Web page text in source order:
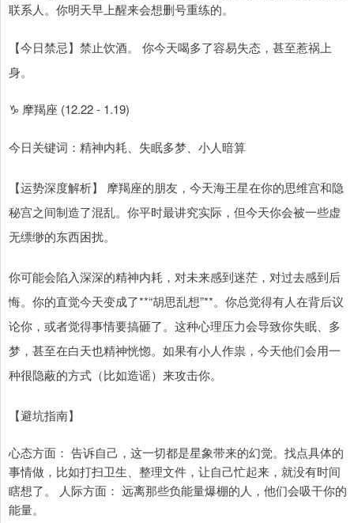
联系人。你明天早上醒来会想删号重练的。
【今日禁忌】禁止饮酒。 你今天喝多了容易失态，甚至惹祸上
身。
♑ 摩羯座 (12.22 - 1.19)
今日关键词：精神内耗、失眠多梦、小人暗算
【运势深度解析】 摩羯座的朋友，今天海王星在你的思维宫和隐
秘宫之间制造了混乱。你平时最讲究实际，但今天你会被一些虚
无缥缈的东西困扰。
你可能会陷入深深的精神内耗，对未来感到迷茫，对过去感到后
悔。你的直觉今天变成了**“胡思乱想”**。你总觉得有人在背后议
论你，或者觉得事情要搞砸了。这种心理压力会导致你失眠、多
梦，甚至在白天也精神恍惚。如果有小人作祟，今天他们会用一
种很隐蔽的方式（比如造谣）来攻击你。
【避坑指南】
心态方面： 告诉自己，这一切都是星象带来的幻觉。找点具体的
事情做，比如打扫卫生、整理文件，让自己忙起来，就没有时间
瞎想了。 人际方面： 远离那些负能量爆棚的人，他们会吸干你的
能量。